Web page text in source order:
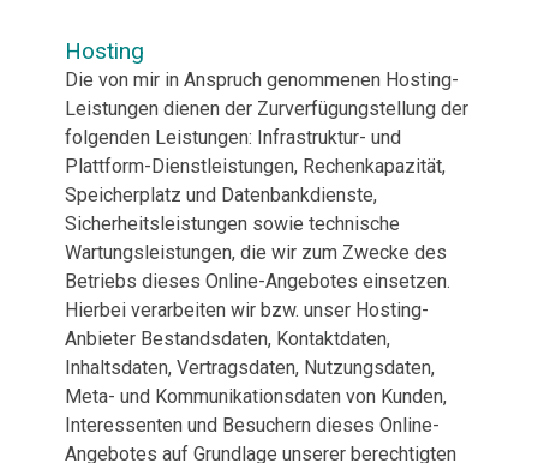
Hosting
Die von mir in Anspruch genommenen Hosting-
Leistungen dienen der Zurverfügungstellung der
folgenden Leistungen: Infrastruktur- und
Plattform-Dienstleistungen, Rechenkapazität,
Speicherplatz und Datenbankdienste,
Sicherheitsleistungen sowie technische
Wartungsleistungen, die wir zum Zwecke des
Betriebs dieses Online-Angebotes einsetzen.
Hierbei verarbeiten wir bzw. unser Hosting-
Anbieter Bestandsdaten, Kontaktdaten,
Inhaltsdaten, Vertragsdaten, Nutzungsdaten,
Meta- und Kommunikationsdaten von Kunden,
Interessenten und Besuchern dieses Online-
Angebotes auf Grundlage unserer berechtigten